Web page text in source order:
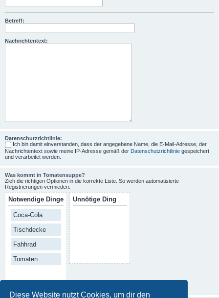
Diese Website nutzt Cookies, um dir den
Betreff:
Nachrichtentext:
Datenschutzrichtlinie:
Ich bin damit einverstanden, dass der angegebene Name, die E-Mail-Adresse, der
Nachrichtentext sowie meine IP-Adresse gemäß der Datenschutzrichtlinie gespeichert
und verarbeitet werden.
Was kommt in Tomatensuppe?
Zieh die richtigen Optionen in die korrekte Liste. So werden automatisierte
Registrierungen vermieden.
Notwendige Dinge
Coca-Cola
Tischdecke
Fahhrad
Tomaten
Unnötige Ding